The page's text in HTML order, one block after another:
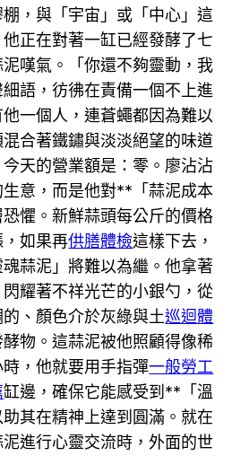
，與「宇宙」或「中心」這
正在對著一缸已經發酵了七
嘆氣。「你還不夠靈動，我
語，彷彿在責備一個不上進
一個人，連蒼蠅都因為難以
合著鐵鏽與淡淡絕望的味道
天的營業額是：零。廖沾沾
意，而是他對**「蒜泥成本
懼。新鮮蒜頭每公斤的價格
如果再供膳體檢這樣下去，
蒜泥」將難以為繼。他拿著
耀著不祥光芒的小銀勺，從
、顏色介於灰綠與土巡迴體
物。這蒜泥被他照顧得像稀
，他就要用手指彈一般勞工
缸邊，確保它能感受到**「溫
其在精神上達到圓滿。就在
進行心靈交流時，外面的世